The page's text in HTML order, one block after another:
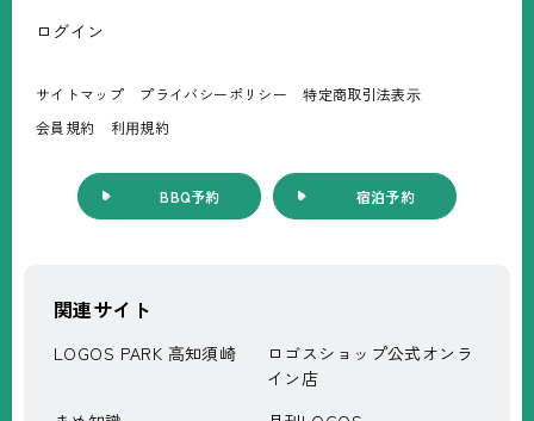
ログイン
サイトマップ プライバシーポリシー
特定商取引法表⽰
会員規約
利⽤規約
BBQ予約 宿泊予約
関連サイト
LOGOS PARK 高知須崎
ロゴスショップ公式オンラ
イン店